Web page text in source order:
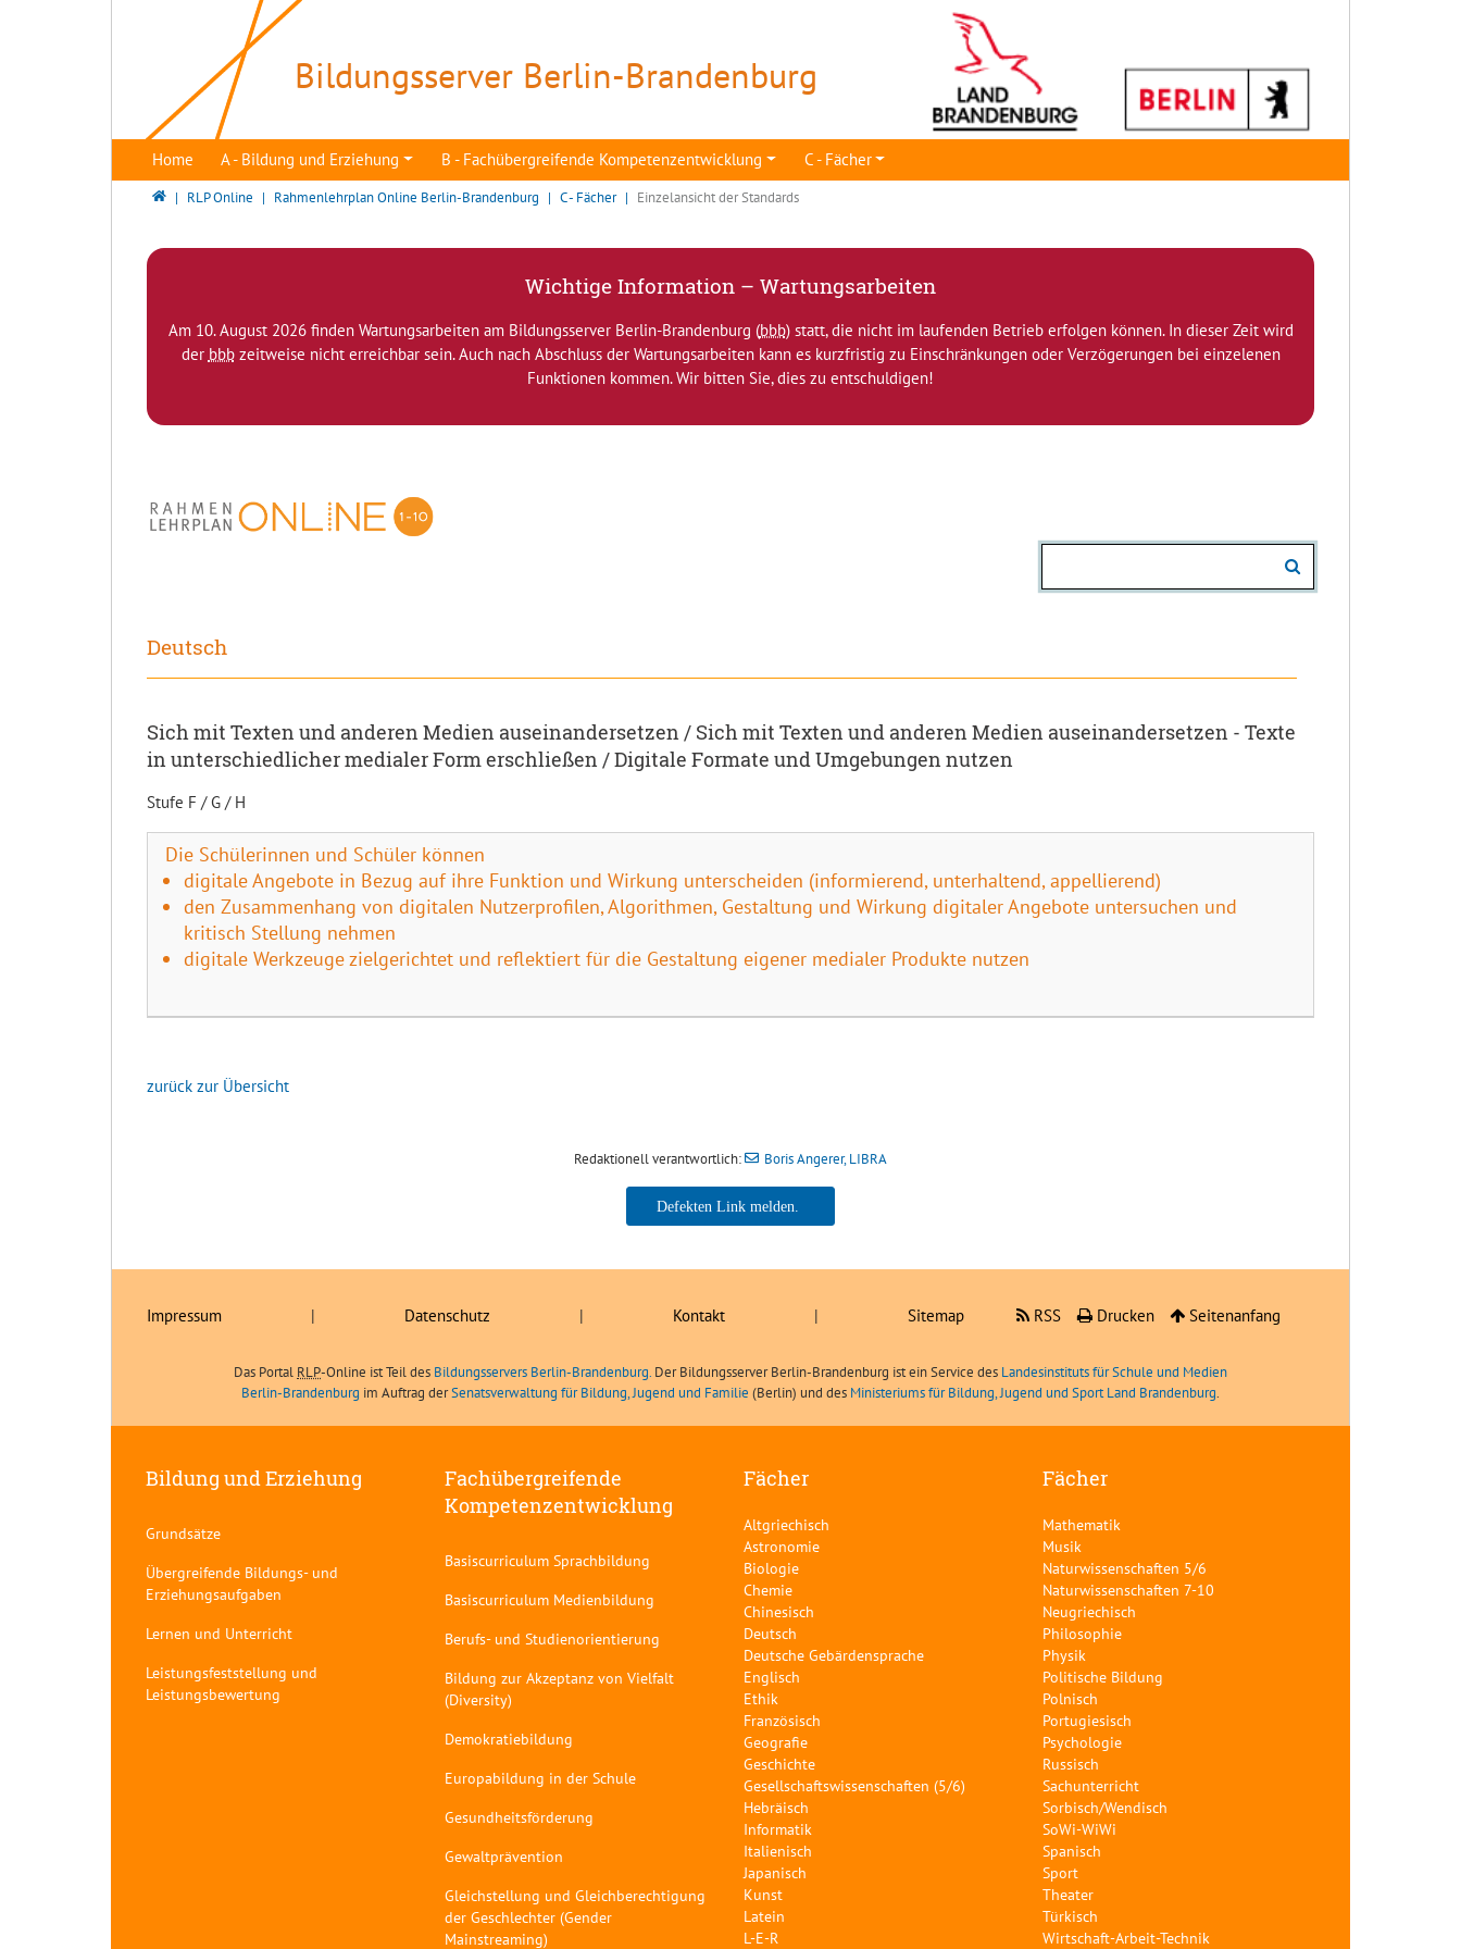
Bildungsserver Berlin-Brandenburg
Home A - Bildung und Erziehung B - Fachübergreifende Kompetenzentwicklung C - Fächer
Bildungsserver Berlin - Brandenburg
RLP Online Rahmenlehrplan Online Berlin-Brandenburg C - Fächer Einzelansicht der Standards
Wichtige Information – Wartungsarbeiten
Am 10. August 2026 finden Wartungsarbeiten am Bildungsserver Berlin-Brandenburg (bbb) statt, die nicht im laufenden Betrieb erfolgen können. In dieser Zeit wird
der bbbzeitweise nicht erreichbar sein. Auch nach Abschluss der Wartungsarbeiten kann es kurzfristig zu Einschränkungen oder Verzögerungen bei einzelenen
Funktionen kommen. Wir bitten Sie, dies zu entschuldigen!
Deutsch
Sich mit Texten und anderen Medien auseinandersetzen / Sich mit Texten und anderen Medien auseinandersetzen - Texte
in unterschiedlicher medialer Form erschließen / Digitale Formate und Umgebungen nutzen
Stufe F / G / H
Die Schülerinnen und Schüler können
digitale Angebote in Bezug auf ihre Funktion und Wirkung unterscheiden (informierend, unterhaltend, appellierend)
den Zusammenhang von digitalen Nutzerprofilen, Algorithmen, Gestaltung und Wirkung digitaler Angebote untersuchen und
kritisch Stellung nehmen
digitale Werkzeuge zielgerichtet und reflektiert für die Gestaltung eigener medialer Produkte nutzen
zurück zur Übersicht
Redaktionell verantwortlich: Boris Angerer, LIBRA
Boris Angerer, LIBRA
Impressum | Datenschutz | Kontakt | Sitemap RSS Drucken Seitenanfang
Das Portal RLP-Online ist Teil des Bildungsservers Berlin-Brandenburg. Der Bildungsserver Berlin-Brandenburg ist ein Service des Landesinstituts für Schule und Medien
Berlin-Brandenburg im Auftrag derSenatsverwaltung für Bildung, Jugend und Familie (Berlin) und des Ministeriums für Bildung, Jugend und Sport Land Brandenburg.
Bildung und Erziehung
Grundsätze
Übergreifende Bildungs- und
Erziehungsaufgaben
Lernen und Unterricht
Leistungsfeststellung und
Leistungsbewertung
Fachübergreifende
Kompetenzentwicklung
Basiscurriculum Sprachbildung
Basiscurriculum Medienbildung
Berufs- und Studienorientierung
Bildung zur Akzeptanz von Vielfalt
(Diversity)
Demokratiebildung
Europabildung in der Schule
Gesundheitsförderung
Gewaltprävention
Gleichstellung und Gleichberechtigung
der Geschlechter (Gender
Mainstreaming)
Fächer
Altgriechisch
Astronomie
Biologie
Chemie
Chinesisch
Deutsch
Deutsche Gebärdensprache
Englisch
Ethik
Französisch
Geografie
Geschichte
Gesellschaftswissenschaften (5/6)
Hebräisch
Informatik
Italienisch
Japanisch
Kunst
Latein
L-E-R
Fächer
Mathematik
Musik
Naturwissenschaften 5/6
Naturwissenschaften 7-10
Neugriechisch
Philosophie
Physik
Politische Bildung
Polnisch
Portugiesisch
Psychologie
Russisch
Sachunterricht
Sorbisch/Wendisch
SoWi-WiWi
Spanisch
Sport
Theater
Türkisch
Wirtschaft-Arbeit-Technik